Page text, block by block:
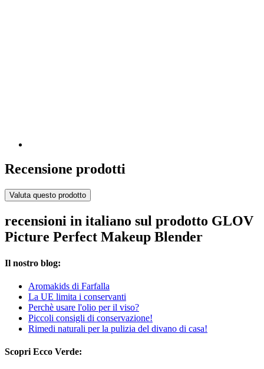
Recensione prodotti
Valuta questo prodotto
recensioni in italiano sul prodotto GLOV
Picture Perfect Makeup Blender
Il nostro blog:
Aromakids di Farfalla
La UE limita i conservanti
Perchè usare l'olio per il viso?
Piccoli consigli di conservazione!
Rimedi naturali per la pulizia del divano di casa!
Scopri Ecco Verde: